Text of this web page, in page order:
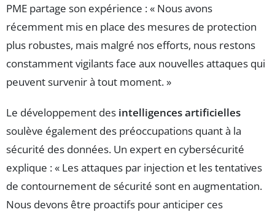
PME partage son expérience : « Nous avons
récemment mis en place des mesures de protection
plus robustes, mais malgré nos efforts, nous restons
constamment vigilants face aux nouvelles attaques qui
peuvent survenir à tout moment. »
Le développement des intelligences artificielles
soulève également des préoccupations quant à la
sécurité des données. Un expert en cybersécurité
explique : « Les attaques par injection et les tentatives
de contournement de sécurité sont en augmentation.
Nous devons être proactifs pour anticiper ces